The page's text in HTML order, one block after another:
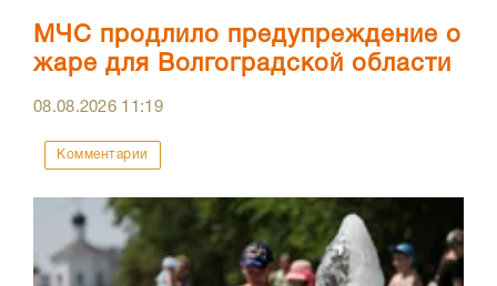
МЧС продлило предупреждение о
жаре для Волгоградской области
08.08.2026 11:19
Комментарии